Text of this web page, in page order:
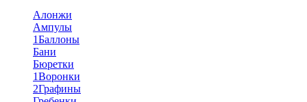
Алонжи
Ампулы
1Баллоны
Бани
Бюретки
1Воронки
2Графины